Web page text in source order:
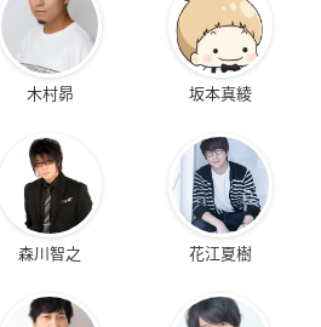
木村昴 坂本真綾
森川智之 花江夏樹